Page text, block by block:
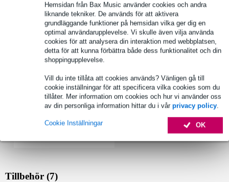
Hemsidan från Bax Music använder cookies och andra
liknande tekniker. De används för att aktivera
grundläggande funktioner på hemsidan vilka ger dig en
optimal användarupplevelse. Vi skulle även vilja använda
cookies för att analysera din interaktion med webbplatsen,
detta för att kunna förbättra både dess funktionalitet och din
shoppingupplevelse.
Vill du inte tillåta att cookies används? Vänligen gå till
cookie inställningar för att specificera vilka cookies som du
tillåter. Mer information om cookies och hur vi använder oss
av din personliga information hittar du i vår privacy policy.
OK
Cookie Inställningar
Fullständiga specifikationer
Se även (1)
Tillbehör (7)